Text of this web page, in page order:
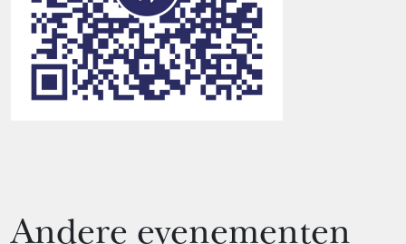
Andere evenementen